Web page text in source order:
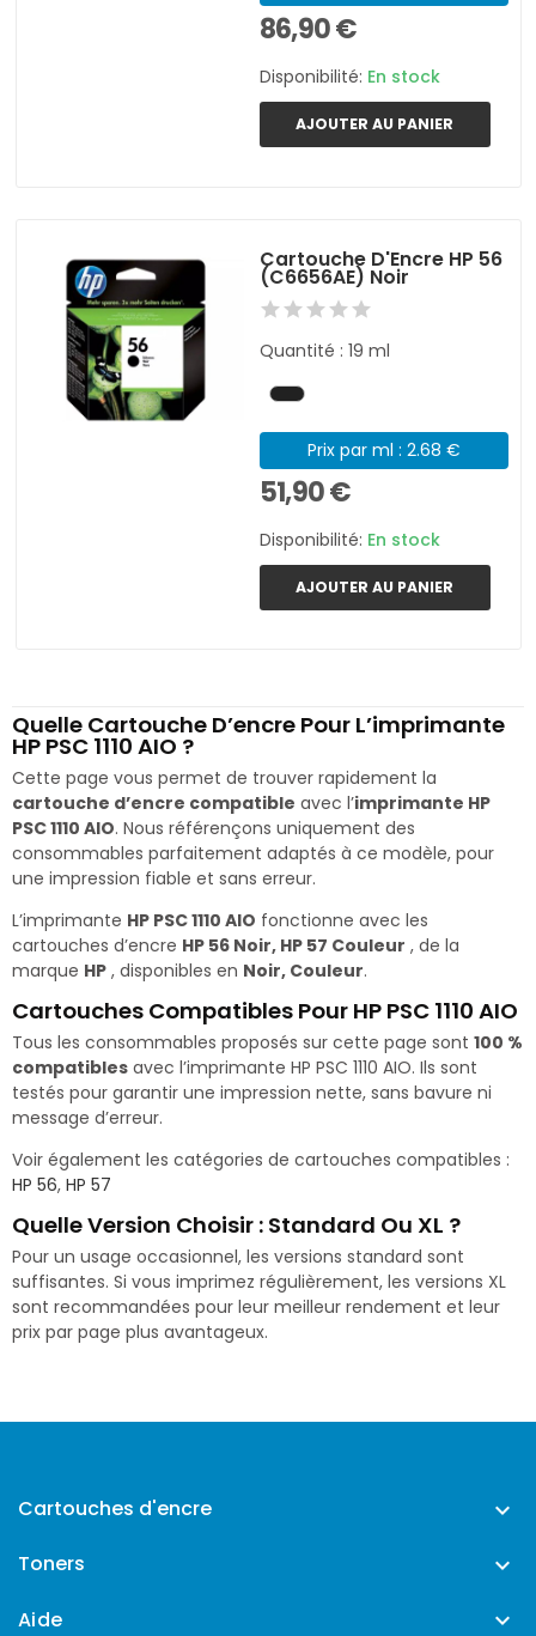
86,90 €
Disponibilité: En stock
AJOUTER AU PANIER
Cartouche D'Encre HP 56
(C6656AE) Noir
Quantité : 19 ml
Prix par ml : 2.68 €
51,90 €
Disponibilité: En stock
AJOUTER AU PANIER
Quelle Cartouche D’encre Pour L’imprimante
HP PSC 1110 AIO ?
Cette page vous permet de trouver rapidement la
cartouche d’encre compatible avec l’imprimante HP
PSC 1110 AIO. Nous référençons uniquement des
consommables parfaitement adaptés à ce modèle, pour
une impression fiable et sans erreur.
L’imprimante HP PSC 1110 AIO fonctionne avec les
cartouches d’encre HP 56 Noir, HP 57 Couleur , de la
marque HP , disponibles en Noir, Couleur.
Cartouches Compatibles Pour HP PSC 1110 AIO
Tous les consommables proposés sur cette page sont 100 %
compatibles avec l’imprimante HP PSC 1110 AIO. Ils sont
testés pour garantir une impression nette, sans bavure ni
message d’erreur.
Voir également les catégories de cartouches compatibles :
HP 56, HP 57
Quelle Version Choisir : Standard Ou XL ?
Pour un usage occasionnel, les versions standard sont
suffisantes. Si vous imprimez régulièrement, les versions XL
sont recommandées pour leur meilleur rendement et leur
prix par page plus avantageux.
Cartouches d'encre 
Toners 
Aide 